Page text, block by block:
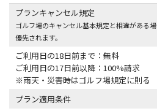
プランキャンセル規定
ゴルフ場のキャンセル基本規定と相違がある
優先されます。
ご利用日の18日前まで：無料
ご利用日の17日前以降：100%請求
※雨天・災害時はゴルフ場規定に則る
プラン適用条件